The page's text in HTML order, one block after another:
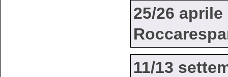
25/26
11/13